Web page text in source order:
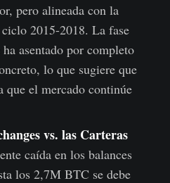
pero alineada con la
2015-2018. La fase
asentado por completo
lo que sugiere que
que el mercado continúe
vs. las Carteras
caída en los balances
los 2,7M BTC se debe